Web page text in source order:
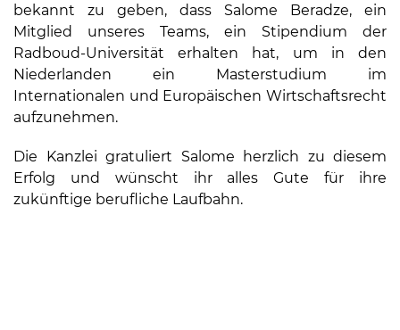
bekannt zu geben, dass Salome Beradze, ein
Mitglied unseres Teams, ein Stipendium der
Radboud-Universität erhalten hat, um in den
Niederlanden ein Masterstudium im
Internationalen und Europäischen Wirtschaftsrecht
aufzunehmen.
Die Kanzlei gratuliert Salome herzlich zu diesem
Erfolg und wünscht ihr alles Gute für ihre
zukünftige berufliche Laufbahn.